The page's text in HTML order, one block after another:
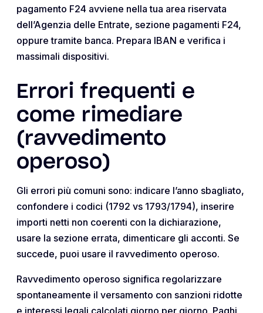
pagamento F24 avviene nella tua area riservata
dell’Agenzia delle Entrate, sezione pagamenti F24,
oppure tramite banca. Prepara IBAN e verifica i
massimali dispositivi.
Errori frequenti e
come rimediare
(ravvedimento
operoso)
Gli errori più comuni sono: indicare l’anno sbagliato,
confondere i codici (1792 vs 1793/1794), inserire
importi netti non coerenti con la dichiarazione,
usare la sezione errata, dimenticare gli acconti. Se
succede, puoi usare il ravvedimento operoso.
Ravvedimento operoso significa regolarizzare
spontaneamente il versamento con sanzioni ridotte
e interessi legali calcolati giorno per giorno. Paghi